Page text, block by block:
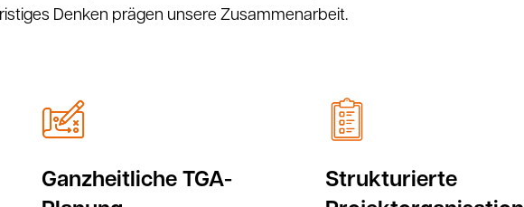
Denken prägen unsere Zusammenarbeit.
Ganzheitliche TGA-
Strukturierte